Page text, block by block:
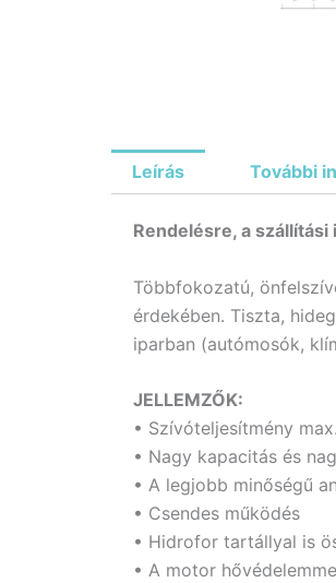
Leírás További
Rendelésre, a szállítási
Többfokozatú,
érdekében. Tiszta,
iparban (autómosók,
JELLEMZŐK:
• Szívóteljesítmény
• Nagy kapacitás és
• A legjobb minőségű
• Csendes működés
• Hidrofor tartállyal is
• A motor